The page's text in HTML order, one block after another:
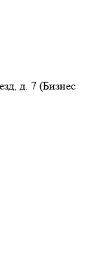
д. 7 (Бизнес